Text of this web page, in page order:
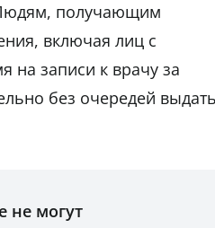
получающим
включая лиц с
на записи к врачу за
без очередей выдать
не могут